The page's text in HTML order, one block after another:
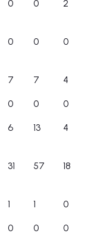
0 0 2
0 0 0
7 7 4
0 0 0
6 13 4
31 57 18
1 1 0
0 0 0